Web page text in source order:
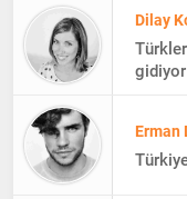
Dilay
Erman